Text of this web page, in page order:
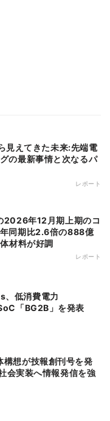
見えてきた未来:先端電
の最新事情と次なるパ
レポート
同期比2.6倍の888億
材料が好調
レポート
「BG2B」を発表
会実装へ情報発信を強